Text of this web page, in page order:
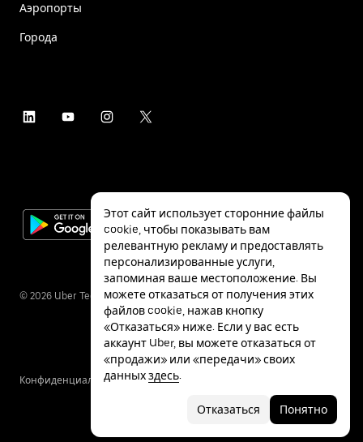
Аэропорты
Города
© 2026 Uber Technologies Inc.
КонфиденциальностьСпециальные
Этот сайт использует сторонние файлы
cookie, чтобы показывать вам
релевантную рекламу и предоставлять
персонализированные услуги,
запоминая ваше местоположение. Вы
можете отказаться от получения этих
файлов cookie, нажав кнопку
«Отказаться» ниже. Если у вас есть
аккаунт Uber, вы можете отказаться от
«продажи» или «передачи» своих
данныхздесь.
Отказаться Понятно